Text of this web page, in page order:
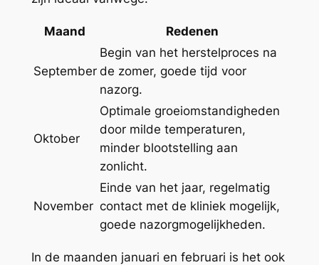
Maand Redenen
September
Begin van het herstelproces na
de zomer, goede tijd voor
nazorg.
Oktober
Optimale groeiomstandigheden
door milde temperaturen,
minder blootstelling aan
zonlicht.
November
Einde van het jaar, regelmatig
contact met de kliniek mogelijk,
goede nazorgmogelijkheden.
In de maanden januari en februari is het ook